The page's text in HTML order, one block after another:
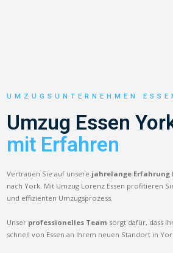
UMZUGSUNTERNEHMEN
Umzug Essen
mit Erfahren
Vertrauen Sie auf unsere jahrelange Erfahrung
nach York. Mit Umzug Lorenz Essen profitieren
und effizienten Umzugsprozess.
Unser professionelles Team sorgt dafür, dass
schnell von Essen an Ihrem neuen Standort in